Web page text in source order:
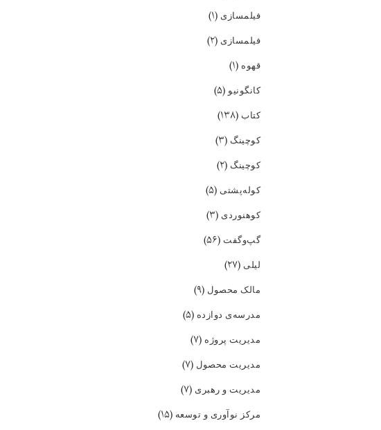
فیلمسازی (۱)
فیلمسازی (۲)
قهوه (۱)
کانگونیو(۵)
کتاب (۱۳۸)
کوچینگ (۳)
کوچینگ (۲)
کوله‌پشتی (۵)
کوهنوردی (۳)
گپ‌و‌گفت (۵۶)
لیلی (۲۷)
مالک محصول (۹)
مدرسه‌ی دوازده (۵)
مدیریت پروژه (۷)
مدیریت محصول (۷)
مدیریت و رهبری (۷)
مرکز نوآوری و توسعه (۱۵)